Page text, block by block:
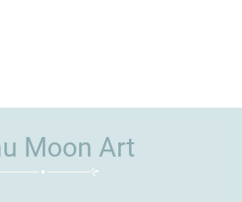
Moon Art